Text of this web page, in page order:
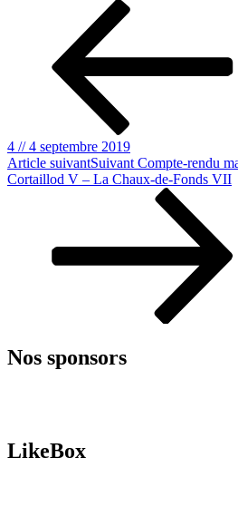
4 // 4 septembre 2019
Article suivantSuivant Compte-rendu
Cortaillod V – La Chaux-de-Fonds VII
Nos sponsors
LikeBox